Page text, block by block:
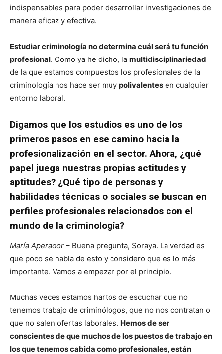
indispensables para poder desarrollar investigaciones de
manera eficaz y efectiva.
Estudiar criminología no determina cuál será tu función
profesional. Como ya he dicho, la multidisciplinariedad
de la que estamos compuestos los profesionales de la
criminología nos hace ser muy polivalentes en cualquier
entorno laboral.
Digamos que los estudios es uno de los
primeros pasos en ese camino hacia la
profesionalización en el sector. Ahora, ¿qué
papel juega nuestras propias actitudes y
aptitudes? ¿Qué tipo de personas y
habilidades técnicas o sociales se buscan en
perfiles profesionales relacionados con el
mundo de la criminología?
María Aperador – Buena pregunta, Soraya. La verdad es
que poco se habla de esto y considero que es lo más
importante. Vamos a empezar por el principio.
Muchas veces estamos hartos de escuchar que no
tenemos trabajo de criminólogos, que no nos contratan o
que no salen ofertas laborales. Hemos de ser
conscientes de que muchos de los puestos de trabajo en
los que tenemos cabida como profesionales, están